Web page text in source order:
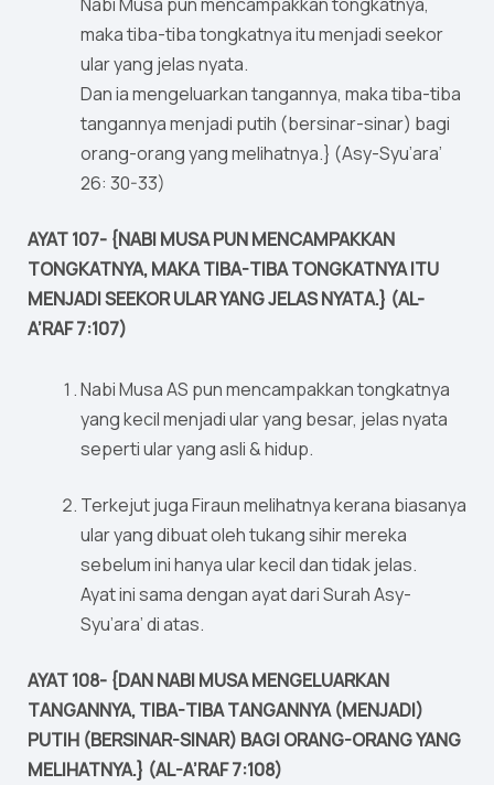
maka tiba-tiba tongkatnya itu menjadi seekor
ular yang jelas nyata.
Dan ia mengeluarkan tangannya, maka tiba-tiba
tangannya menjadi putih (bersinar-sinar) bagi
orang-orang yang melihatnya.} (Asy-Syu’ara’
26: 30-33)
AYAT 107- {NABI MUSA PUN MENCAMPAKKAN
TONGKATNYA, MAKA TIBA-TIBA TONGKATNYA ITU
MENJADI SEEKOR ULAR YANG JELAS NYATA.} (AL-
A’RAF 7:107)
Nabi Musa AS pun mencampakkan tongkatnya
yang kecil menjadi ular yang besar, jelas nyata
seperti ular yang asli & hidup.
Terkejut juga Firaun melihatnya kerana biasanya
ular yang dibuat oleh tukang sihir mereka
sebelum ini hanya ular kecil dan tidak jelas.
Ayat ini sama dengan ayat dari Surah Asy-
Syu’ara’ di atas.
AYAT 108- {DAN NABI MUSA MENGELUARKAN
TANGANNYA, TIBA-TIBA TANGANNYA (MENJADI)
PUTIH (BERSINAR-SINAR) BAGI ORANG-ORANG YANG
MELIHATNYA.} (AL-A’RAF 7:108)